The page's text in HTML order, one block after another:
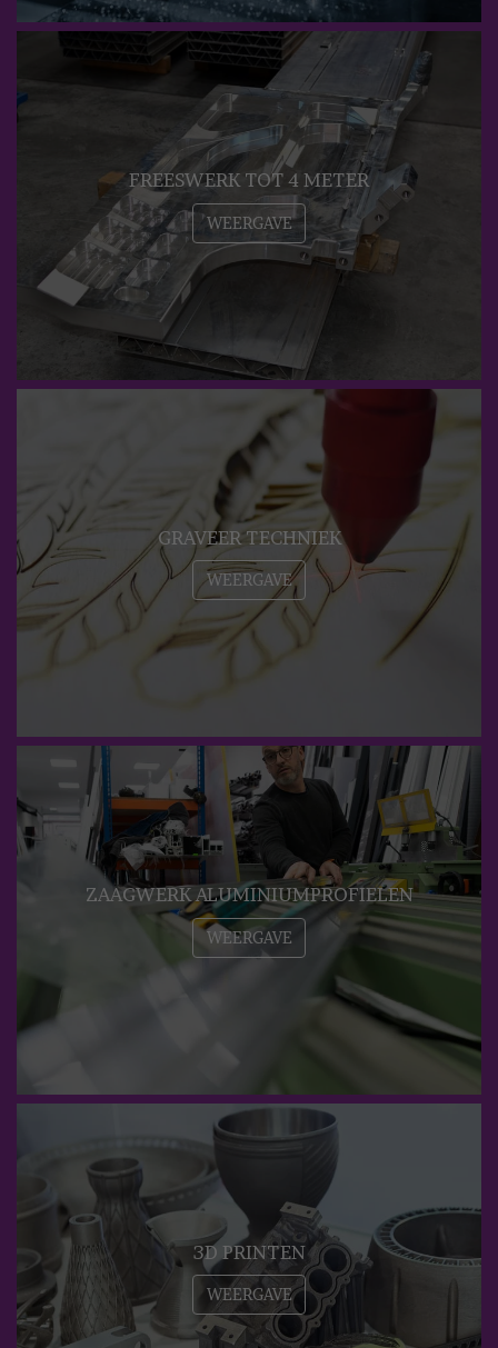
FREESWERK TOT 4 METER
WEERGAVE
GRAVEER TECHNIEK
WEERGAVE
ZAAGWERK ALUMINIUMPROFIELEN
WEERGAVE
3D PRINTEN
WEERGAVE